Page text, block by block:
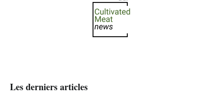
Les derniers articles